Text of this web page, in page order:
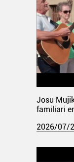
Josu
familiari
2026/07/